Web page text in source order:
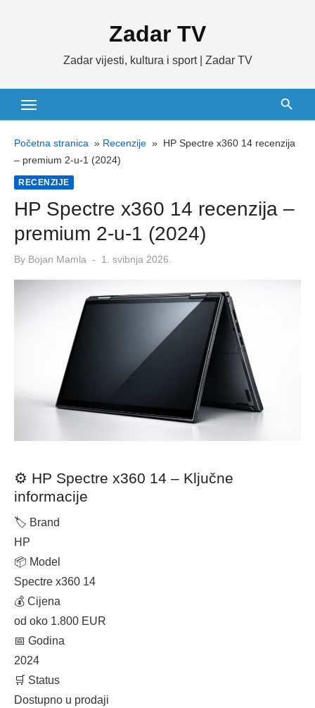
Zadar TV
Zadar vijesti, kultura i sport | Zadar TV
Početna stranica » Recenzije » HP Spectre x360 14 recenzija
– premium 2-u-1 (2024)
RECENZIJE
HP Spectre x360 14 recenzija –
premium 2-u-1 (2024)
By Bojan Mamla
Posted
1. svibnja 2026.
⚙️ HP Spectre x360 14 – Ključne
informacije
🏷 Brand
HP
📦 Model
Spectre x360 14
💰 Cijena
od oko 1.800 EUR
📅 Godina
2024
🛒 Status
Dostupno u prodaji